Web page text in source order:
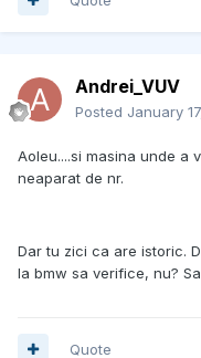
Andrei_VUV
Posted January
Aoleu....si masina unde a
neaparat de nr.
Dar tu zici ca are istoric.
la bmw sa verifice, nu?
Quote